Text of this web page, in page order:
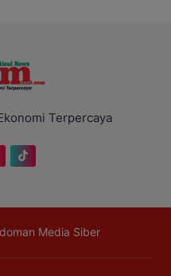
Terpercaya
Media Siber